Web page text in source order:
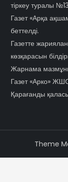
тіркеу туралы
Газет «Арқа
беттелді.
Газетте
көзқарасын
Жарнама
Газет «Арко»
Қарағанды
Theme